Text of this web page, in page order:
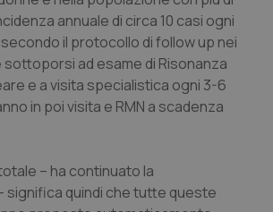
Nutrizione
annuale di circa 10 casi ogni
il protocollo di follow up nei
sottoporsi ad esame di Risonanza
e a visita specialistica ogni 3-6
in poi visita e RMN a scadenza
– ha continuato la
significa quindi che tutte queste